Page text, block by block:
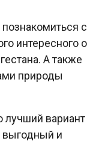
с
интересного о
А также
природы
лучший вариант
выгодный и